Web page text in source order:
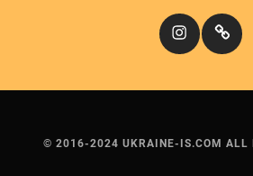
Instagram
© 2016-2024 UKRAINE-IS.COM ALL